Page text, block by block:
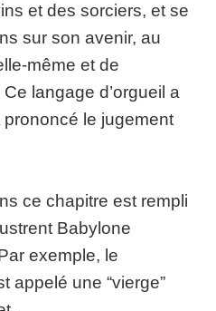
et des sorciers, et se
sur son avenir, au
même et de
langage d’orgueil a
le jugement
ce chapitre est rempli
Babylone
exemple, le
appelé une “vierge”